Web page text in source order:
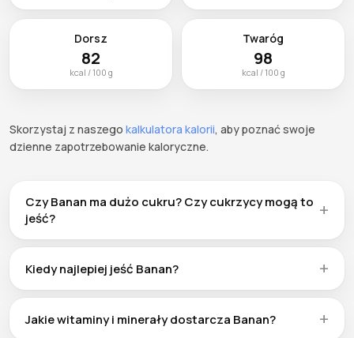
Dorsz
82
kcal / 100 g
Twaróg
98
kcal / 100 g
Skorzystaj z naszego kalkulatora kalorii, aby poznać swoje
dzienne zapotrzebowanie kaloryczne.
Czy Banan ma dużo cukru? Czy cukrzycy mogą to
jeść?
Banan zawiera 22.8g węglowodanów na 100g, w tym cukry
naturalne. Osoby z cukrzycą mogą spożywać Banan z
ilość. Połączenie z białkiem lub zdrowymi tłuszczami
spowalnia wchłanianie cukru.
Kiedy najlepiej jeść Banan?
Nie ma jednej najlepszej pory na jedzenie Banan.
Sprawdza się jako poranny zastrzyk energii, przekąska
Jakie witaminy i minerały dostarcza Banan?